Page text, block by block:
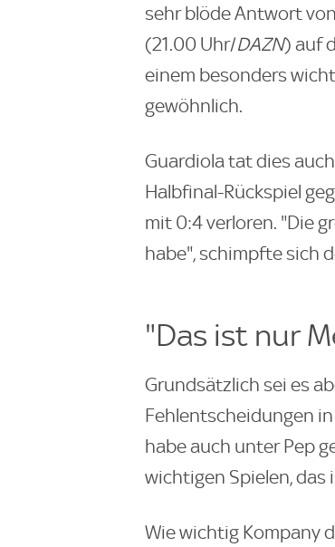
sehr blöde Antwort
(21.00 Uhr/DAZN) auf
einem besonders
gewöhnlich.
Guardiola tat dies
Halbfinal-Rückspiel
mit 0:4 verloren. "Die
habe", schimpfte sich
"Das ist nur
Grundsätzlich sei es
Fehlentscheidungen
habe auch unter Pep
wichtigen Spielen,
Wie wichtig Kompany